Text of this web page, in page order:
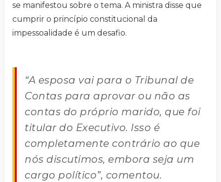
se manifestou sobre o tema. A ministra disse que
cumprir o princípio constitucional da
impessoalidade é um desafio.
“A esposa vai para o Tribunal de
Contas para aprovar ou não as
contas do próprio marido, que foi
titular do Executivo. Isso é
completamente contrário ao que
nós discutimos, embora seja um
cargo político”, comentou.